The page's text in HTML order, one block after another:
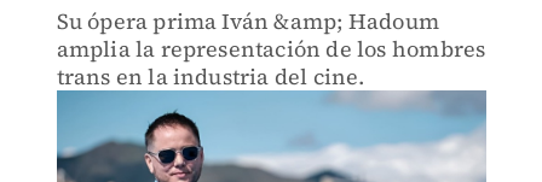
Su ópera prima Iván &amp; Hadoum
amplia la representación de los hombres
trans en la industria del cine.